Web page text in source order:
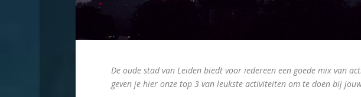
De oude stad van Leiden biedt voor iedereen een goede mix van
geven je hier onze top 3 van leukste activiteiten om te doen bij